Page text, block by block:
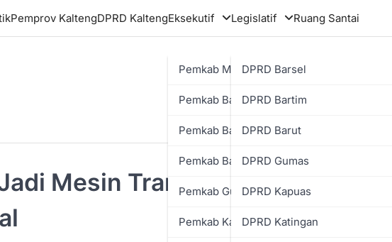
Pemprov KaltengDPRD KaltengEksekutif
Pemkab Murung Raya
Pemkab Barsel
Pemkab Bartim
Pemkab Barut
Pemkab Gumas
Pemkab Kapuas
Legislatif
DPRD Barsel
DPRD Bartim
DPRD Barut
DPRD Gumas
DPRD Kapuas
DPRD Katingan
Ruang Santai
Mesin Transformasi Guru